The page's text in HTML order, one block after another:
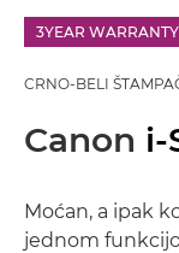
3YEAR WARRANTY
CRNO-BELI
Canon i-
Moćan, a ipak
jednom